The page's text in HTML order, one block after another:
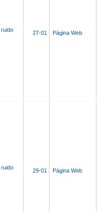
27-01 Página Web
29-01 Página Web